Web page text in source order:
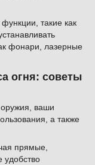
такие как
фонари, лазерные
огня: советы
ваши
а также
прямые,
удобство